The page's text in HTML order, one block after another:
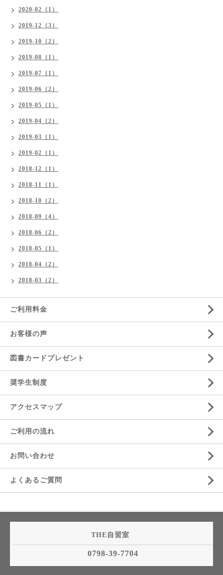
2020-02（1）
2019-12（3）
2019-10（2）
2019-08（1）
2019-07（1）
2019-06（2）
2019-05（1）
2019-04（2）
2019-03（1）
2019-02（1）
2018-12（1）
2018-11（1）
2018-10（2）
2018-09（4）
2018-06（2）
2018-05（1）
2018-04（2）
2018-03（2）
ご利用料金
お客様の声
図書カードプレゼント
奨学生制度
アクセスマップ
ご利用の流れ
お問い合わせ
よくあるご質問
THE自習室
0798-39-7704